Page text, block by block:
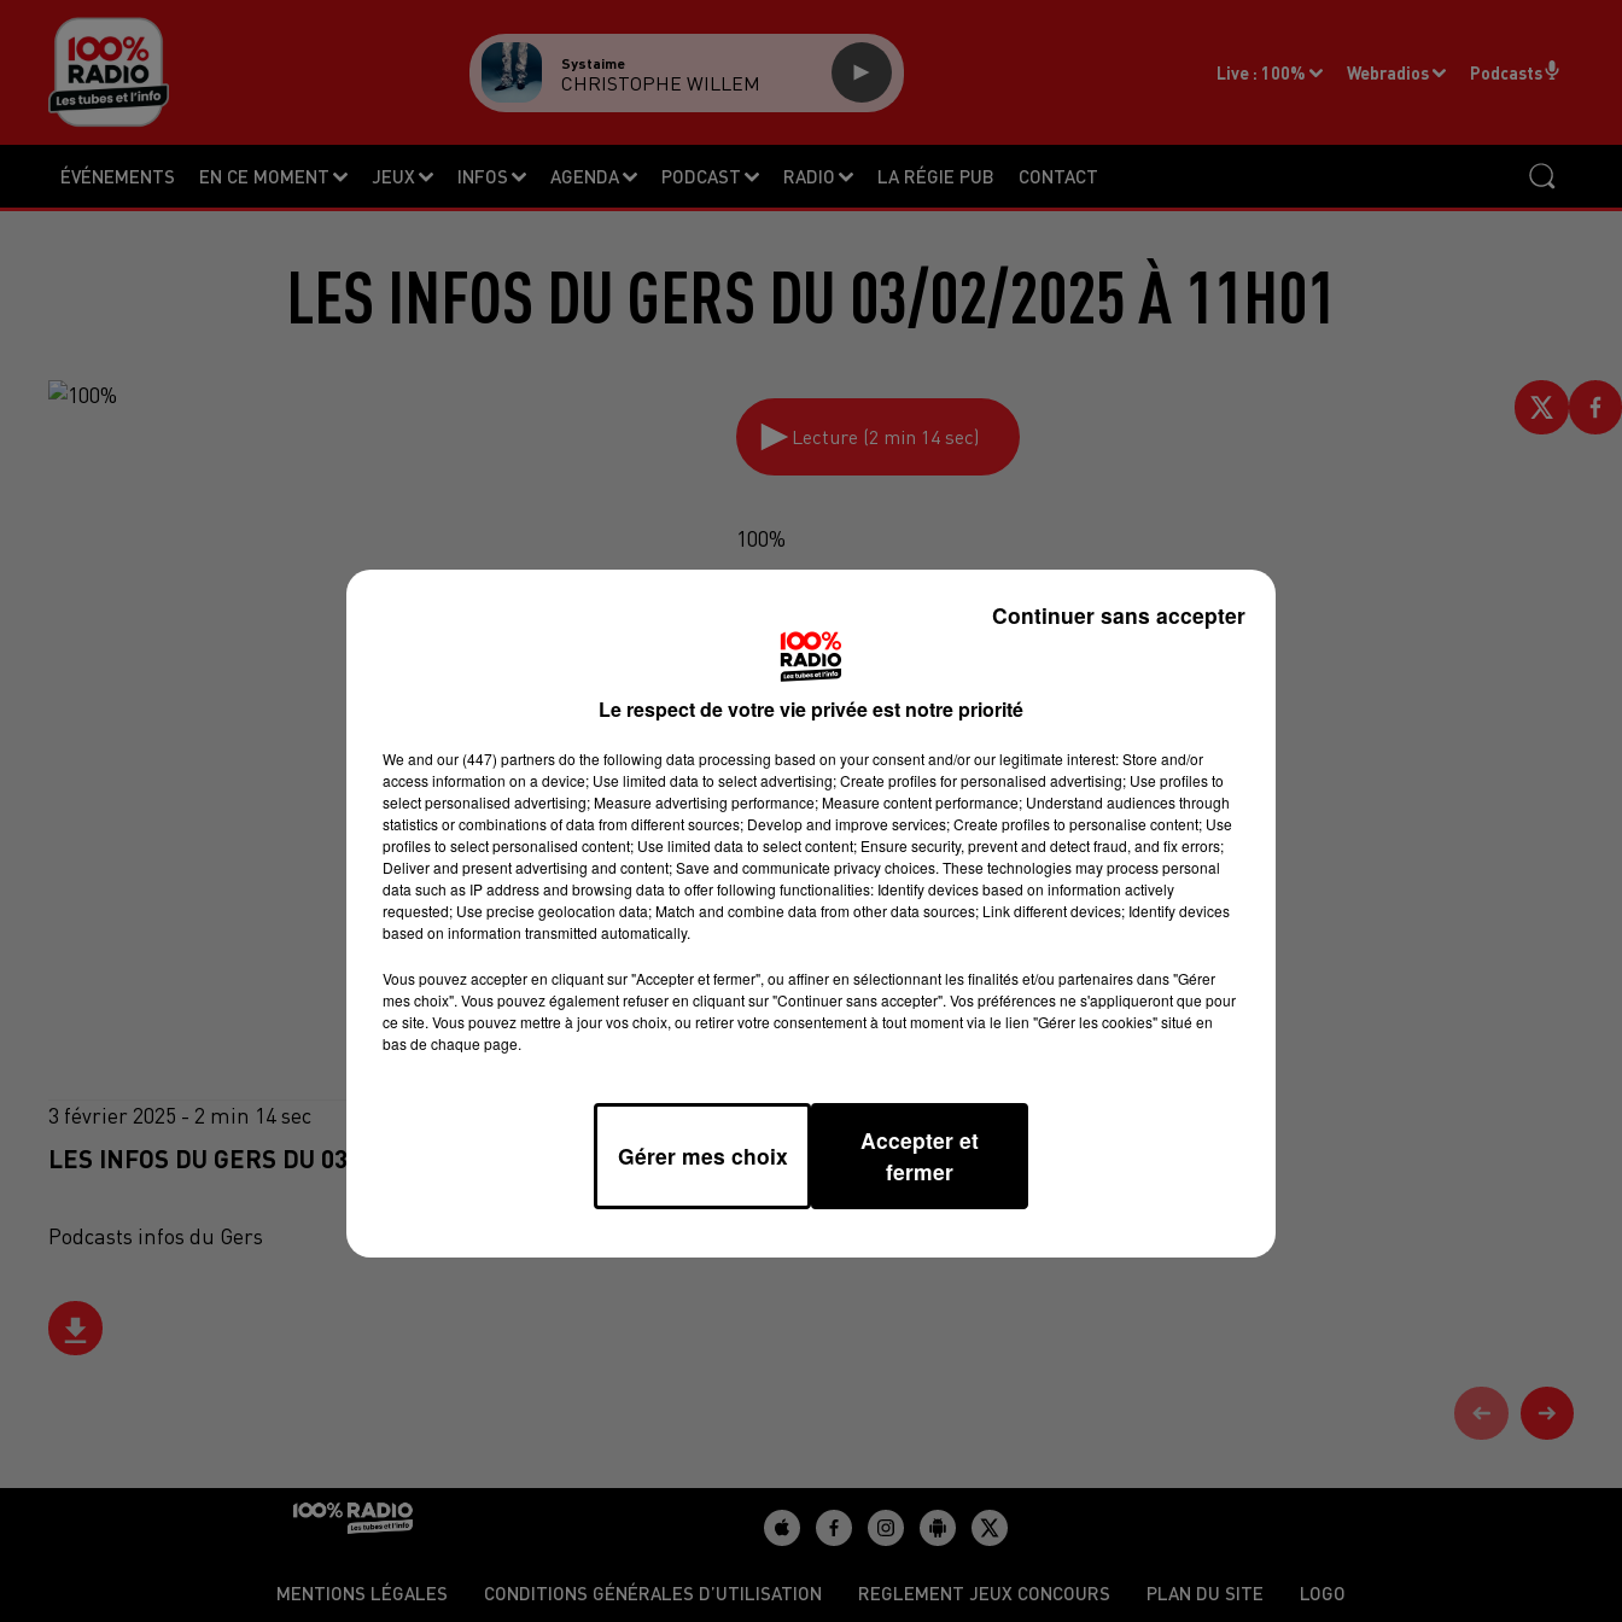
ÉVÉNEMENTS EN CE MOMENT JEUX INFOS AGENDA PODCAST RADIO LA RÉGIE PUB CONTACT
Live : 100% Webradios Podcasts
Systaime
CHRISTOPHE WILLEM
LES INFOS DU GERS DU 03/02/2025 À 11H01
Lecture (2 min 14 sec)
100%
3 février 2025 - 2 min 14 sec
LES INFOS DU GERS DU 03/02/2025 À 11H01
Podcasts infos du Gers
MENTIONS LÉGALES CONDITIONS GÉNÉRALES D’UTILISATION REGLEMENT JEUX CONCOURS PLAN DU SITE LOGO
Le respect de votre vie privée est notre priorité
We and our (447) partnersdo the following data processing based on your consent and/or our legitimate interest: Store and/or
access information on a device; Use limited data to select advertising; Create profiles for personalised advertising; Use profiles to
select personalised advertising; Measure advertising performance; Measure content performance; Understand audiences through
statistics or combinations of data from different sources; Develop and improve services; Create profiles to personalise content; Use
profiles to select personalised content; Use limited data to select content; Ensure security, prevent and detect fraud, and fix errors;
Deliver and present advertising and content; Save and communicate privacy choices. These technologies may process personal
data such as IP address and browsing data to offer following functionalities: Identify devices based on information actively
requested; Use precise geolocation data; Match and combine data from other data sources; Link different devices; Identify devices
based on information transmitted automatically.
Vous pouvez accepter en cliquant sur "Accepter et fermer", ou affiner en sélectionnant les finalités et/ou partenaires dans "Gérer
mes choix". Vous pouvez également refuser en cliquant sur "Continuer sans accepter". Vos préférences ne s'appliqueront que pour
ce site. Vous pouvez mettre à jour vos choix, ou retirer votre consentement à tout moment via le lien "Gérer les cookies" situé en
bas de chaque page.
Gérer mes choix
Accepter et
fermer
Continuer sans accepter